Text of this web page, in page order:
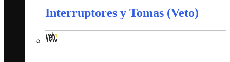
Interruptores y Tomas (Veto)